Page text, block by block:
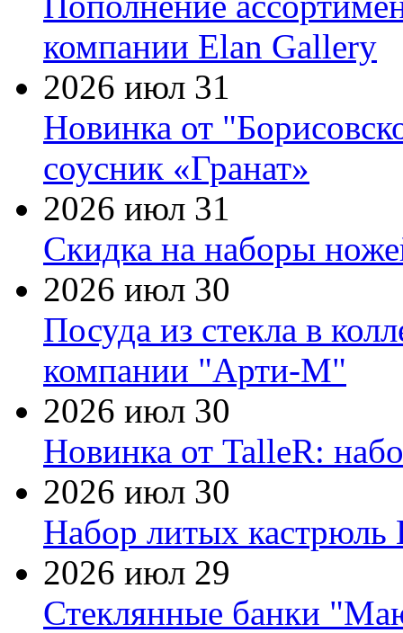
компании Elan Gallery
2026 июл 31
Новинка от
соусник «Гранат»
2026 июл 31
Скидка на наборы
2026 июл 30
Посуда из стекла в
компании "Арти-М"
2026 июл 30
Новинка от TalleR:
2026 июл 30
Набор литых кастрюль
2026 июл 29
Стеклянные банки